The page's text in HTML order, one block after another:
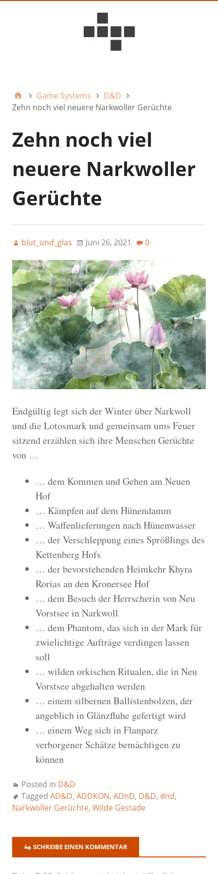
Game Systems
D&D
Zehn noch viel neuere Narkwoller Gerüchte
Zehn noch viel
neuere Narkwoller
Gerüchte
blut_und_glas Juni 26, 2021 0
Endgültig legt sich der Winter über Narkwoll
und die Lotosmark und gemeinsam ums Feuer
sitzend erzählen sich ihre Menschen Gerüchte
von …
… dem Kommen und Gehen am Neuen
Hof
… Kämpfen auf dem Hünendamm
… Waffenlieferungen nach Hünenwasser
… der Verschleppung eines Sprößlings des
Kettenberg Hofs
… der bevorstehenden Heimkehr Khyra
Rorias an den Kronersee Hof
… dem Besuch der Herrscherin von Neu
Vorstsee in Narkwoll
… dem Phantom, das sich in der Mark für
zwielichtige Aufträge verdingen lassen
soll
… wilden orkischen Ritualen, die in Neu
Vorstsee abgehalten werden
… einem silbernen Ballistenbolzen, der
angeblich in Glänzfluhe gefertigt wird
… einem Weg sich in Flanparz
verborgener Schätze bemächtigen zu
können
Posted in D&D
Tagged AD&D, ADDKON, ADnD, D&D, dnd,
Narkwoller Gerüchte, Wilde Gestade
SCHREIBE EINEN KOMMENTAR